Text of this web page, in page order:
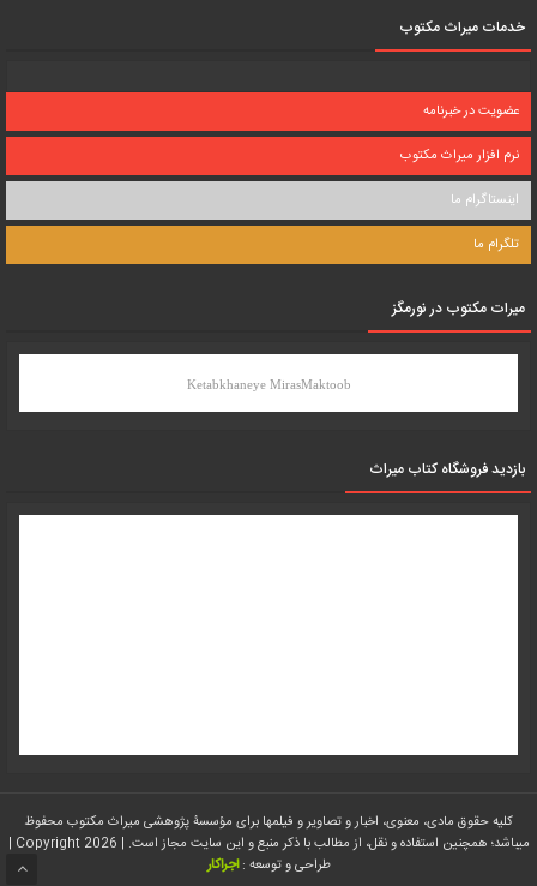
خدمات میراث مکتوب
عضویت در خبرنامه
نرم افزار میراث مکتوب
اینستاگرام ما
تلگرام ما
میرات مکتوب در نورمگز
Ketabkhaneye MirasMaktoob
بازدید فروشگاه کتاب میراث
کلیه حقوق مادی، معنوی، اخبار و تصاویر و فیلمها برای مؤسسۀ پژوهشی میراث مکتوب محفوظ
میباشد؛ همچنین استفاده و نقل، از مطالب با ذکر منبع و این سایت مجاز است. | Copyright 2026 |
طراحی و توسعه : اجراکار